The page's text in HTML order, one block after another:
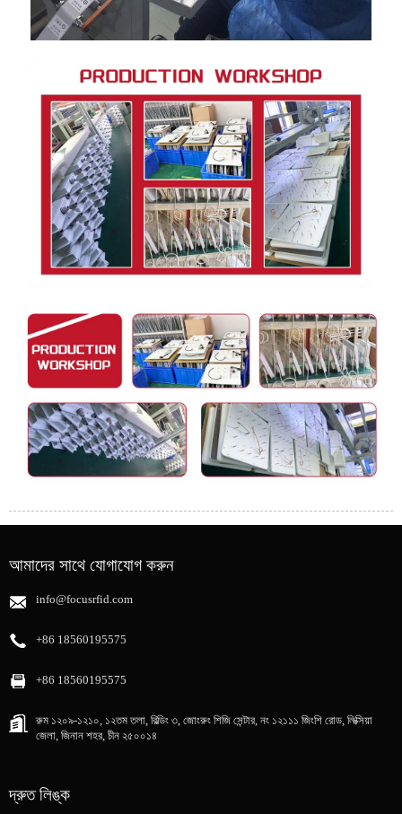
আমাদের সাথে যোগাযোগ করুন
info@focusrfid.com
+86 18560195575
+86 18560195575
রুম ১২০৯-১২১০, ১২তম তলা, বিল্ডিং ৩, জোংরুং শিজি সেন্টার, নং ১২১১১ জিংশি রোড, লিক্সিয়া
জেলা, জিনান শহর, চীন ২৫০০১৪
দ্রুত লিঙ্ক